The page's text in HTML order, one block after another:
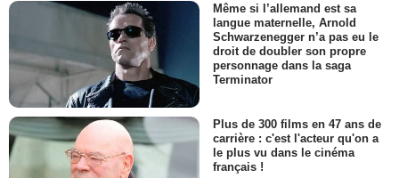
Même si l’allemand est sa
langue maternelle, Arnold
Schwarzenegger n’a pas eu le
droit de doubler son propre
personnage dans la saga
Terminator
Plus de 300 films en 47 ans de
carrière : c'est l'acteur qu'on a
le plus vu dans le cinéma
français !